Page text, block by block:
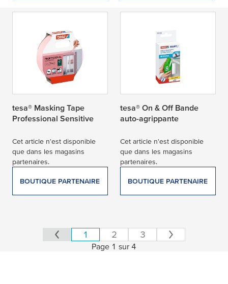
tesa® Masking Tape
Professional Sensitive
Cet article n'est disponible
que dans les magasins
partenaires.
BOUTIQUE PARTENAIRE
tesa® On & Off Bande
auto-agrippante
Cet article n'est disponible
que dans les magasins
partenaires.
BOUTIQUE PARTENAIRE
1 2 3
Page 1 sur 4